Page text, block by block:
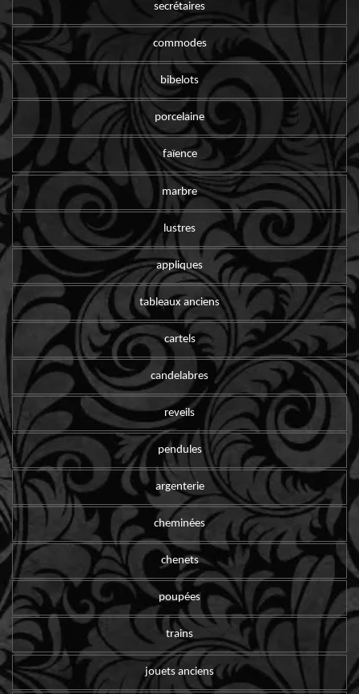
secrétaires
commodes
bibelots
porcelaine
faïence
marbre
lustres
appliques
tableaux anciens
cartels
candelabres
reveils
pendules
argenterie
cheminées
chenets
poupées
trains
jouets anciens